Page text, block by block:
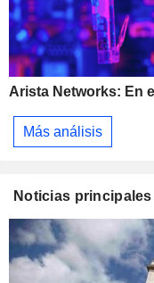
Arista Networks: En
Más análisis
Noticias principales